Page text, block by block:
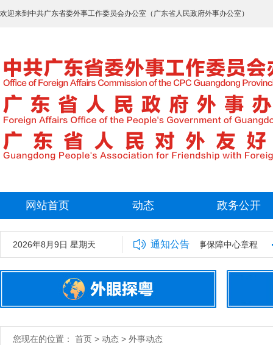
欢迎来到中共广东省委外事工作委员会办公室（广东省人民政府外事办公室）
网站首页 动态 政务公开
2026年8月9日 星期天 通知公告
室2025年拟录用工作人员名单公示 广东省外事保障中心章程
您现在的位置： 首页 > 动态 > 外事动态